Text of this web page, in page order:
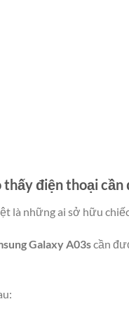
thấy điện thoại
là những ai sở hữu
Galaxy A03scần